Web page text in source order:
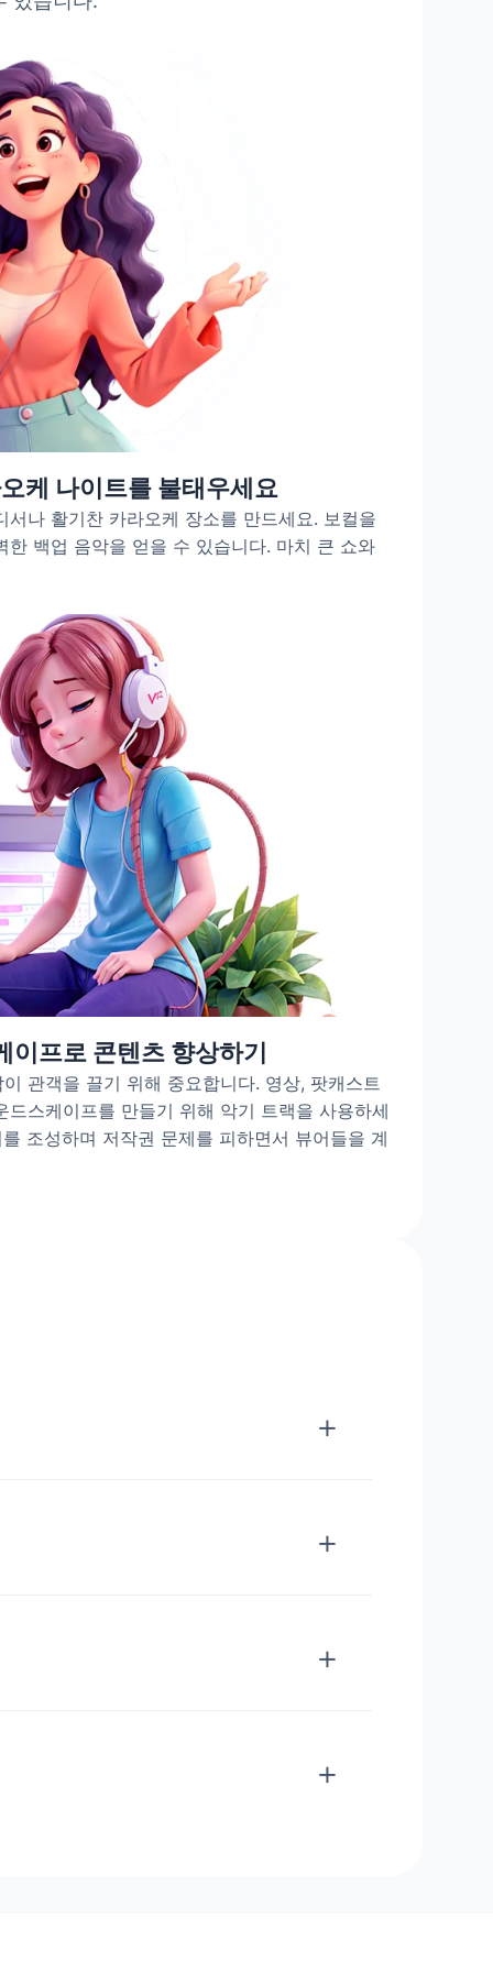
케 나이트를 불태우세요
나 활기찬 카라오케 장소를 만드세요. 보컬을
백업 음악을 얻을 수 있습니다. 마치 큰 쇼와
이프로 콘텐츠 향상하기
관객을 끌기 위해 중요합니다. 영상, 팟캐스트
스케이프를 만들기 위해 악기 트랙을 사용하세
조성하며 저작권 문제를 피하면서 뷰어들을 계